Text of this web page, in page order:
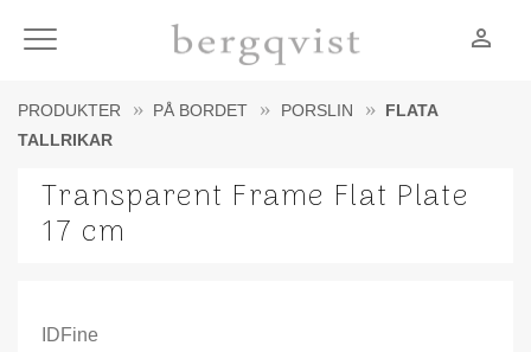
Meny person_outline
PRODUKTER PÅ BORDET PORSLIN
FLATA
TALLRIKAR
Transparent Frame Flat Plate
17 cm
IDFine